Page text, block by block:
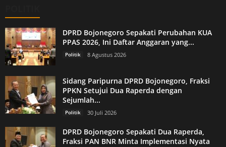
DPRD Bojonegoro Sepakati Perubahan KUA
PPAS 2026, Ini Daftar Anggaran yang...
Politik 8 Agustus 2026
Sidang Paripurna DPRD Bojonegoro, Fraksi
PPKN Setujui Dua Raperda dengan
Sejumlah...
Politik 30 Juli 2026
DPRD Bojonegoro Sepakati Dua Raperda,
Fraksi PAN BNR Minta Implementasi Nyata